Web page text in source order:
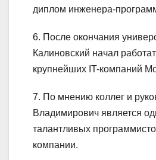
диплом инженера-
6. После окончания
Калиновский начал
крупнейших IT-компаний
7. По мнению коллег и
Владимирович является
талантливых
компании.